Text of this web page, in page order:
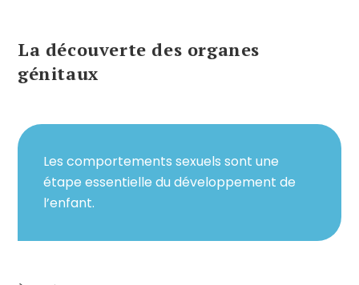
La découverte des organes
génitaux
Les comportements sexuels sont une
étape essentielle du développement de
l’enfant.